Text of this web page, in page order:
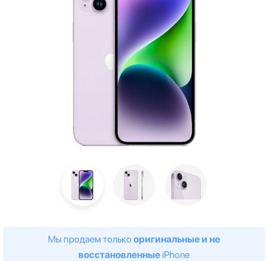
Мы продаем только оригинальные и не
восстановленные iPhone